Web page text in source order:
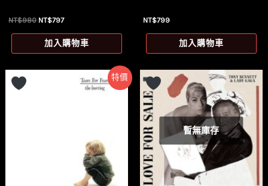
NT$980 原
價
格：
NT$797目
價
格：
加入購物車
NT$799
加入購物車
特價
暫無庫存